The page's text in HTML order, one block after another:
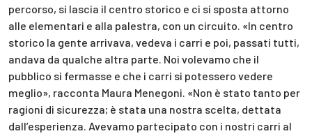
percorso, si lascia il centro storico e ci si sposta attorno
alle elementari e alla palestra, con un circuito. «In centro
storico la gente arrivava, vedeva i carri e poi, passati tutti,
andava da qualche altra parte. Noi volevamo che il
pubblico si fermasse e che i carri si potessero vedere
meglio», racconta Maura Menegoni. «Non è stato tanto per
ragioni di sicurezza; è stata una nostra scelta, dettata
dall’esperienza. Avevamo partecipato con i nostri carri al